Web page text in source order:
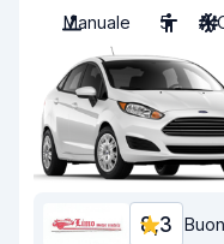
Manuale
5 A/
8,3